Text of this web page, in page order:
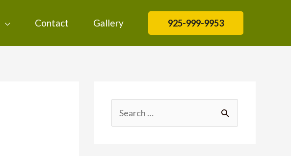
Contact Gallery 925-999-9953